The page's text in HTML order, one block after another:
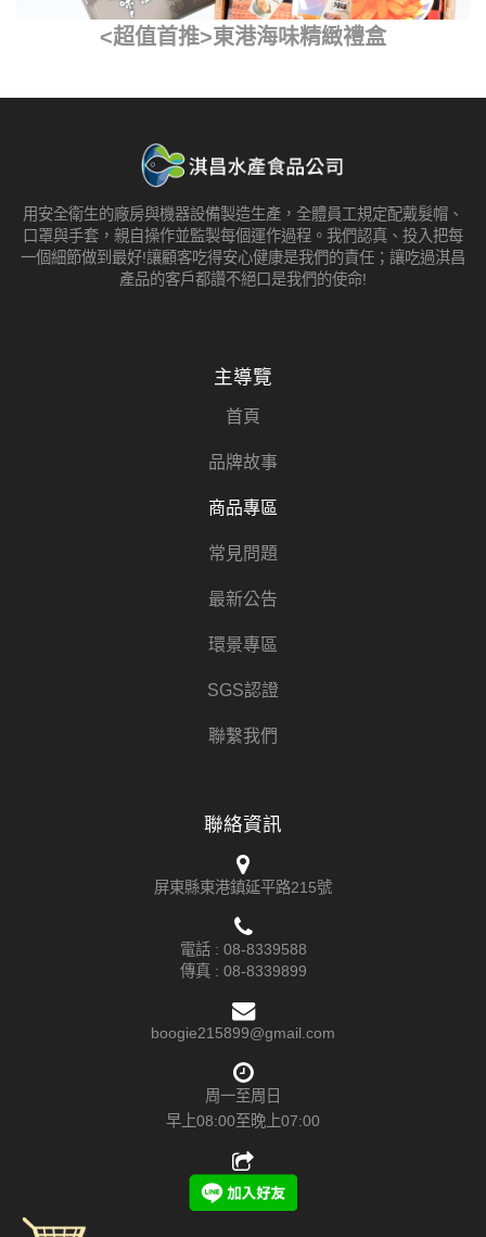
<超值首推>東港海味精緻禮盒
用安全衛生的廠房與機器設備製造生產，全體員工規定配戴髮帽、
口罩與手套，親自操作並監製每個運作過程。我們認真、投入把每
一個細節做到最好!讓顧客吃得安心健康是我們的責任；讓吃過淇昌
產品的客戶都讚不絕口是我們的使命!
主導覽
首頁
品牌故事
商品專區
常見問題
最新公告
環景專區
SGS認證
聯繫我們
聯絡資訊
屏東縣東港鎮延平路215號
電話 : 08-8339588
傳真 : 08-8339899
boogie215899@gmail.com
周一至周日
早上08:00至晚上07:00